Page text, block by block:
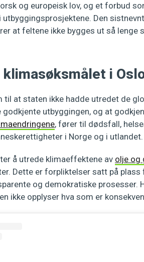
og europeisk lov, og et forbud
Den
at feltene ikke bygges ut så lenge
klimasøksmålet i
til at staten ikke hadde utredet de
utbyggingen, og at
, fører til dødsfall,
i Norge og i utlandet.
å utrede klimaeffektene av olje og
Dette er forpliktelser satt på plass
og demokratiske prosesser.
ikke opplyser hva som er